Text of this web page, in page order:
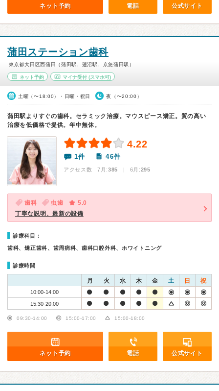
ネット予約 電話 公式サイト
蒲田ステーション歯科
東京都大田区西蒲田（蒲田駅、蓮沼駅、京急蒲田駅）
ネット予約 マイナ受付(スマホ可)
土曜（〜18:00）・日曜・祝日 夜（〜20:00）
蒲田駅よりすぐの歯科。セラミック治療。マウスピース矯正。質の高い
治療を低価格で提供。年中無休。
4.22
1件 46件
アクセス数 7月:385 | 6月:295
歯科 虫歯
5.0
丁寧な説明、最新の設備
診療科目：
歯科、矯正歯科、歯周病科、歯科口腔外科、ホワイトニング
診療時間
月 火 水 木 金 土 日 祝
10:00-14:00
15:30-20:00
09:30-14:00 15:00-17:00 15:00-18:00
ネット予約 電話 公式サイト